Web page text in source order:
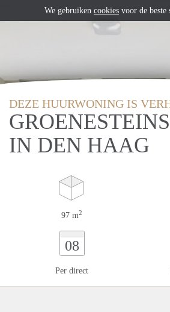
DEZE HUURWONING IS
IN DEN HAAG
97 m2
08
Per direct
We gebruiken cookies voor de beste